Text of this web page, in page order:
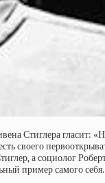
Стиглера гласит:
своего
а социолог
пример самого себя.